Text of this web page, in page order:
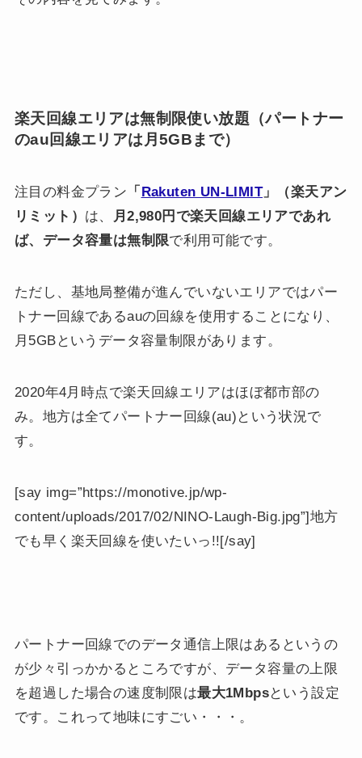
楽天回線エリアは無制限使い放題（パートナー
のau回線エリアは月5GBまで）
注目の料金プラン 「 Rakuten UN-LIMIT」（楽天アン
リミット） は、
月2,980円で楽天回線エリアであれ
ば、データ容量は無制限で利用可能です。
ただし、基地局整備が進んでいないエリアではパー
トナー回線であるauの回線を使用することになり、
月5GBというデータ容量制限があります。
2020年4月時点で楽天回線エリアはほぼ都市部の
み。地方は全てパートナー回線(au)という状況で
す。
[say img=”https://monotive.jp/wp-
content/uploads/2017/02/NINO-Laugh-Big.jpg”]地方
でも早く楽天回線を使いたいっ!![/say]
パートナー回線でのデータ通信上限はあるというの
が少々引っかかるところですが、データ容量の上限
を超過した場合の速度制限は最大1Mbpsという設定
です。これって地味にすごい・・・。